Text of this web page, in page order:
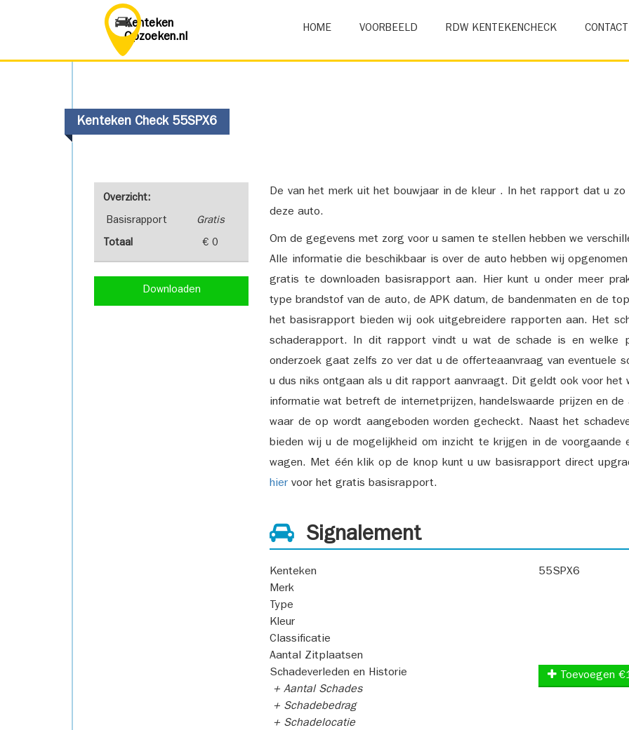
Kenteken
Opzoeken.nl
HOME VOORBEELD RDW KENTEKENCHECK CONTACT
Kenteken Check 55SPX6
Overzicht:
Basisrapport Gratis
Totaal € 0
Downloaden
De van het merk uit het bouwjaar in de kleur . In het rapport dat u
deze auto.
Om de gegevens met zorg voor u samen te stellen hebben we
Alle informatie die beschikbaar is over de auto hebben wij
gratis te downloaden basisrapport aan. Hier kunt u onder meer
type brandstof van de auto, de APK datum, de bandenmaten en de
het basisrapport bieden wij ook uitgebreidere rapporten aan. Het
schaderapport. In dit rapport vindt u wat de schade is en welke
onderzoek gaat zelfs zo ver dat u de offerteaanvraag van eventuele
u dus niks ontgaan als u dit rapport aanvraagt. Dit geldt ook voor
informatie wat betreft de internetprijzen, handelswaarde prijzen en
waar de op wordt aangeboden worden gecheckt. Naast het
bieden wij u de mogelijkheid om inzicht te krijgen in de voorgaande
wagen. Met één klik op de knop kunt u uw basisrapport direct
hier voor het gratis basisrapport.
Signalement
Kenteken
55SPX6
Merk
Type
Kleur
Classificatie
Aantal Zitplaatsen
Schadeverleden en Historie
+ Aantal Schades
+ Schadebedrag
+ Schadelocatie
Toevoegen